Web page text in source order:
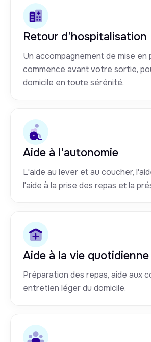
Retour d’hospitalisation
Un accompagnement de mise en
commence avant votre sortie,
domicile en toute sérénité.
Aide à l'autonomie
L'aide au lever et au coucher,
l'aide à la prise des repas et la
Aide à la vie quotidienne
Préparation des repas, aide aux
entretien léger du domicile.